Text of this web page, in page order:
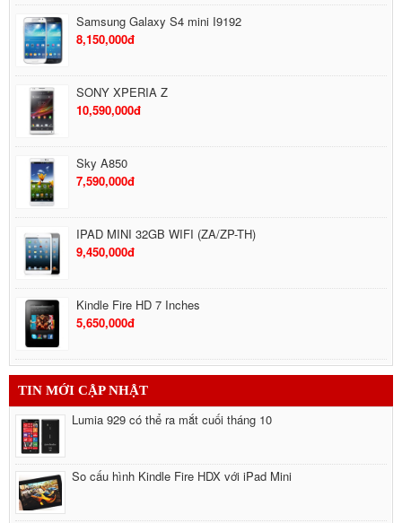
Samsung Galaxy S4 mini I9192
8,150,000đ
SONY XPERIA Z
10,590,000đ
Sky A850
7,590,000đ
IPAD MINI 32GB WIFI (ZA/ZP-TH)
9,450,000đ
Kindle Fire HD 7 Inches
5,650,000đ
Google Nexus 7 32GB 3G
6,490,000đ
550,000đ
TIN MỚI CẬP NHẬT
Lumia 929 có thể ra mắt cuối tháng 10
So cấu hình Kindle Fire HDX với iPad Mini